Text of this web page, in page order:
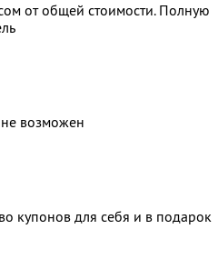
от общей стоимости. Полную
возможен
купонов для себя и в подарок